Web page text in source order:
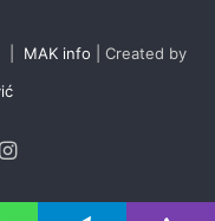
| MAK info | Created by
Instagram